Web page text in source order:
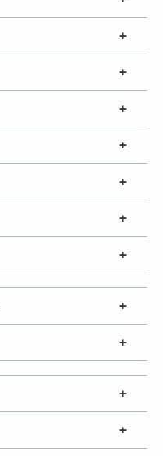
+
+
+
+
+
+
+
+
+
+
+